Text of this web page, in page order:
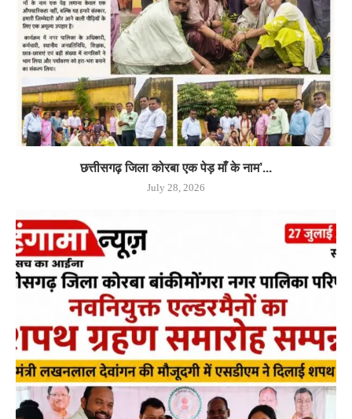
छत्तीसगढ़ जिला कोरबा एक पेड़ माँ के नाम’...
July 28, 2026